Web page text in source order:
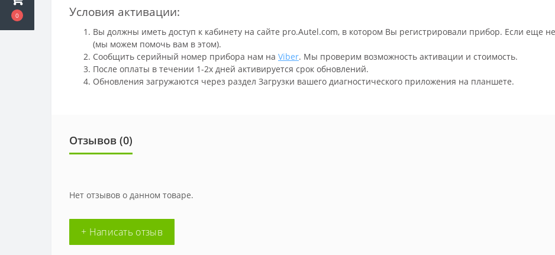
0 Условия активации:
Вы должны иметь доступ к кабинету на сайте pro.Autel.com, в котором Вы регистрировали прибор. Если еще
(мы можем помочь вам в этом).
Сообщить серийный номер прибора нам на Viber. Мы проверим возможность активации и стоимость.
После оплаты в течении 1-2х дней активируется срок обновлений.
Обновления загружаются через раздел Загрузки вашего диагностического приложения на планшете.
Отзывов (0)
Нет отзывов о данном товаре.
+ Написать отзыв